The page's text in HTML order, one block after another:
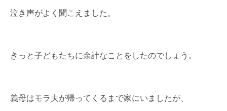
泣き声がよく聞こえました。
きっと子どもたちに余計なことをしたのでしょう。
義母はモラ夫が帰ってくるまで家にいましたが、